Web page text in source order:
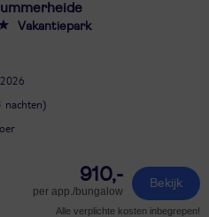
Vakantiepark
nachten)
910,-
per app./bungalow
Bekijk
Alle verplichte kosten inbegrepen!